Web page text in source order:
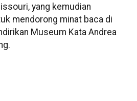
yang kemudian
mendorong minat baca di
Museum Kata Andrea